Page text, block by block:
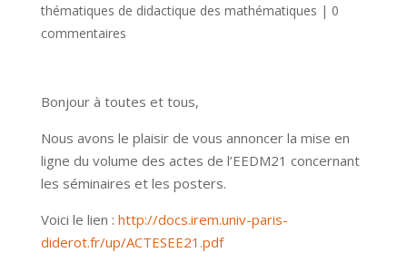
thématiques de didactique des mathématiques | 0
commentaires
Bonjour à toutes et tous,
Nous avons le plaisir de vous annoncer la mise en
ligne du volume des actes de l’EEDM21 concernant
les séminaires et les posters.
Voici le lien : http://docs.irem.univ-paris-
diderot.fr/up/ACTESEE21.pdf